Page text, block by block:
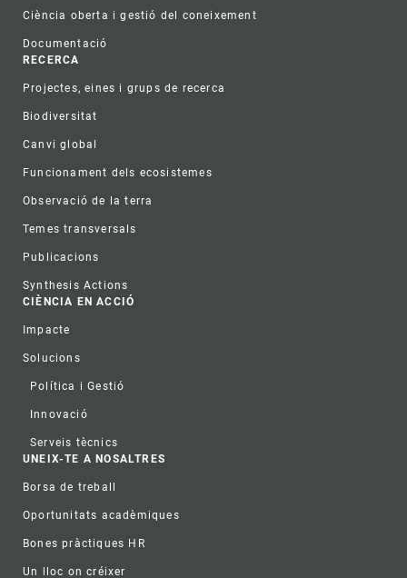
Ciència oberta i gestió del coneixement
Documentació
RECERCA
Projectes, eines i grups de recerca
Biodiversitat
Canvi global
Funcionament dels ecosistemes
Observació de la terra
Temes transversals
Publicacions
Synthesis Actions
CIÈNCIA EN ACCIÓ
Impacte
Solucions
Política i Gestió
Innovació
Serveis tècnics
UNEIX-TE A NOSALTRES
Borsa de treball
Oportunitats acadèmiques
Bones pràctiques HR
Un lloc on créixer